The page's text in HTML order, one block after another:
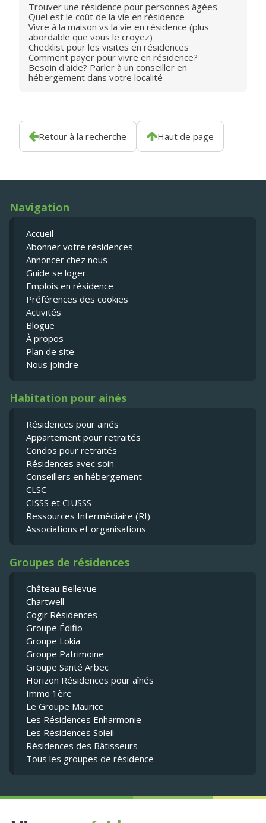
Trouver une résidence pour personnes âgées
Quel est le coût de la vie en résidence
Vivre à la maison vs la vie en résidence (plus
abordable que vous le croyez)
Checklist pour les visites en résidences
Comment payer pour vivre en résidence?
Besoin d'aide? Parler à un conseiller en
hébergement dans votre localité
Retour à la recherche Haut de page
Navigation
Accueil
Abonner votre résidences
Annoncer chez nous
Guide se loger
Emplois en résidence
Préférences des cookies
Activités
Blogue
À propos
Plan de site
Nous joindre
Habitation pour ainés
Résidences pour ainés
Appartement pour retraités
Condos pour retraités
Résidences avec soin
Conseillers en hébergement
CLSC
CISSS et CIUSSS
Ressources Intermédiaire (RI)
Associations et organisations
Groupes de résidences
Château Bellevue
Chartwell
Cogir Résidences
Groupe Édifio
Groupe Lokia
Groupe Patrimoine
Groupe Santé Arbec
Horizon Résidences pour aînés
Immo 1ère
Le Groupe Maurice
Les Résidences Enharmonie
Les Résidences Soleil
Résidences des Bâtisseurs
Tous les groupes de résidence